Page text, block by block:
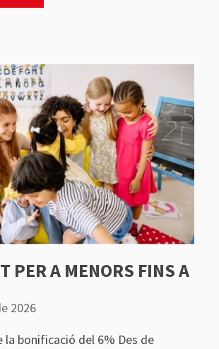
PER A MENORS FINS A
2026
la bonificació del 6% Des de